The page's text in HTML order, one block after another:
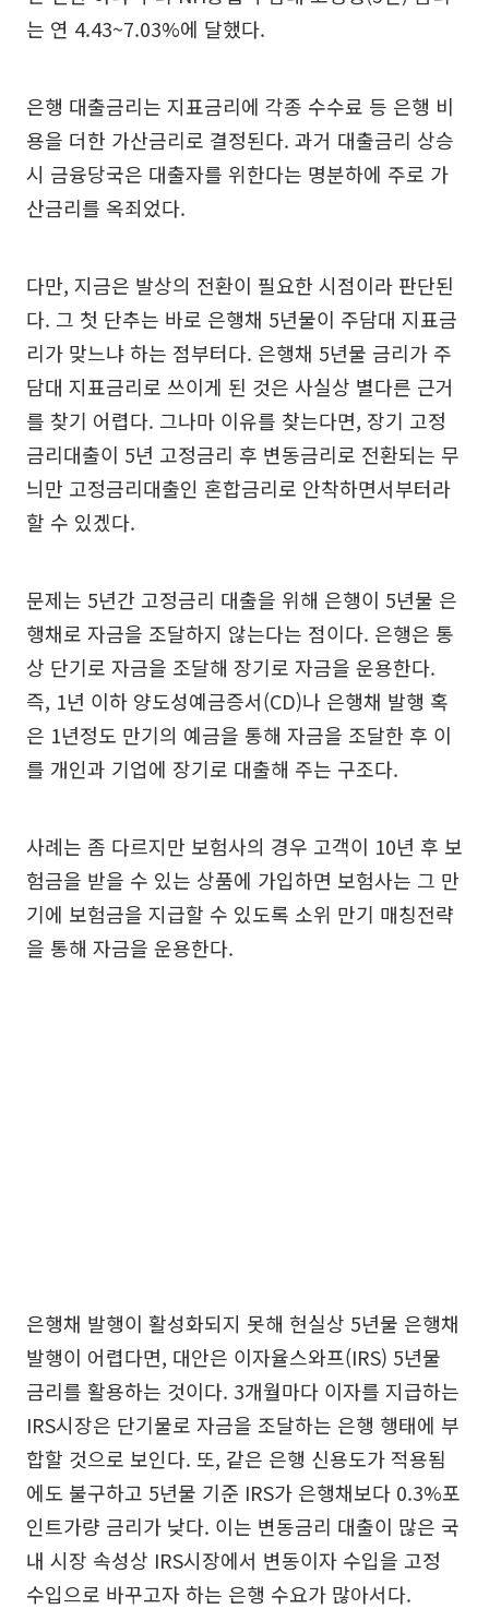
는 연 4.43~7.03%에 달했다.
은행 대출금리는 지표금리에 각종 수수료 등 은행 비
용을 더한 가산금리로 결정된다. 과거 대출금리 상승
시 금융당국은 대출자를 위한다는 명분하에 주로 가
산금리를 옥죄었다.
다만, 지금은 발상의 전환이 필요한 시점이라 판단된
다. 그 첫 단추는 바로 은행채 5년물이 주담대 지표금
리가 맞느냐 하는 점부터다. 은행채 5년물 금리가 주
담대 지표금리로 쓰이게 된 것은 사실상 별다른 근거
를 찾기 어렵다. 그나마 이유를 찾는다면, 장기 고정
금리대출이 5년 고정금리 후 변동금리로 전환되는 무
늬만 고정금리대출인 혼합금리로 안착하면서부터라
할 수 있겠다.
문제는 5년간 고정금리 대출을 위해 은행이 5년물 은
행채로 자금을 조달하지 않는다는 점이다. 은행은 통
상 단기로 자금을 조달해 장기로 자금을 운용한다.
즉, 1년 이하 양도성예금증서(CD)나 은행채 발행 혹
은 1년정도 만기의 예금을 통해 자금을 조달한 후 이
를 개인과 기업에 장기로 대출해 주는 구조다.
사례는 좀 다르지만 보험사의 경우 고객이 10년 후 보
험금을 받을 수 있는 상품에 가입하면 보험사는 그 만
기에 보험금을 지급할 수 있도록 소위 만기 매칭전략
을 통해 자금을 운용한다.
은행채 발행이 활성화되지 못해 현실상 5년물 은행채
발행이 어렵다면, 대안은 이자율스와프(IRS) 5년물
금리를 활용하는 것이다. 3개월마다 이자를 지급하는
IRS시장은 단기물로 자금을 조달하는 은행 행태에 부
합할 것으로 보인다. 또, 같은 은행 신용도가 적용됨
에도 불구하고 5년물 기준 IRS가 은행채보다 0.3%포
인트가량 금리가 낮다. 이는 변동금리 대출이 많은 국
내 시장 속성상 IRS시장에서 변동이자 수입을 고정
수입으로 바꾸고자 하는 은행 수요가 많아서다.